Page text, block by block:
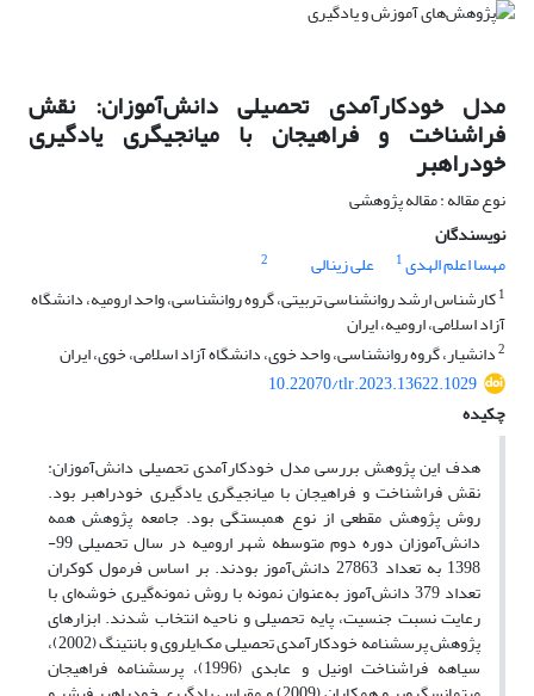
مدل خودکارآمدی تحصیلی دانش‌آموزان: نقش
فراشناخت و فراهیجان با میانجیگری یادگیری
خودراهبر
نوع مقاله : مقاله پژوهشی
نویسندگان
مهسا اعلم الهدی1 علی زینالی
2
1کارشناس ارشد روانشناسی تربیتی، گروه روانشناسی، واحد ارومیه، دانشگاه
آزاد اسلامی، ارومیه، ایران
2دانشیار، گروه روانشناسی، واحد خوی، دانشگاه آزاد اسلامی، خوی، ایران
10.22070/tlr.2023.13622.1029
چکیده
هدف این پژوهش بررسی مدل خودکارآمدی تحصیلی دانش‌آموزان:
نقش فراشناخت و فراهیجان با میانجیگری یادگیری خودراهبر بود.
روش پژوهش مقطعی از نوع همبستگی بود. جامعه پژوهش همه
دانش‌آموزان دوره دوم متوسطه شهر ارومیه در سال تحصیلی 99-
1398 به تعداد 27863 دانش‌آموز بودند. بر اساس فرمول کوکران
تعداد 379 دانش‌آموز به‌عنوان نمونه با روش نمونه‌گیری خوشه‌ای با
رعایت نسبت جنسیت، پایه تحصیلی و ناحیه انتخاب شدند. ابزارهای
پژوهش پرسشنامه خودکارآمدی تحصیلی مک‌ایلروی و بانتینگ (2002)،
سیاهه فراشناخت اونیل و عابدی (1996)، پرسشنامه فراهیجان